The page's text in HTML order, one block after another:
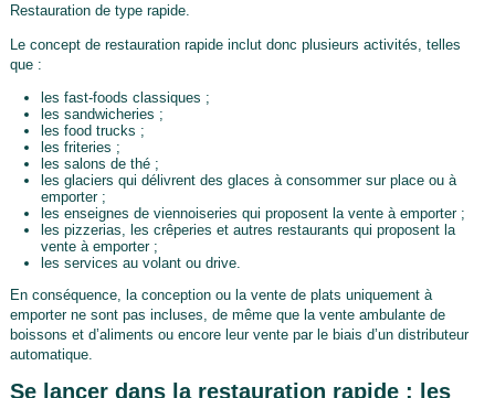
Restauration de type rapide.
Le concept de restauration rapide inclut donc plusieurs activités, telles
que :
les fast-foods classiques ;
les sandwicheries ;
les food trucks ;
les friteries ;
les salons de thé ;
les glaciers qui délivrent des glaces à consommer sur place ou à
emporter ;
les enseignes de viennoiseries qui proposent la vente à emporter ;
les pizzerias, les crêperies et autres restaurants qui proposent la
vente à emporter ;
les services au volant ou drive.
En conséquence, la conception ou la vente de plats uniquement à
emporter ne sont pas incluses, de même que la vente ambulante de
boissons et d’aliments ou encore leur vente par le biais d’un distributeur
automatique.
Se lancer dans la restauration rapide : les